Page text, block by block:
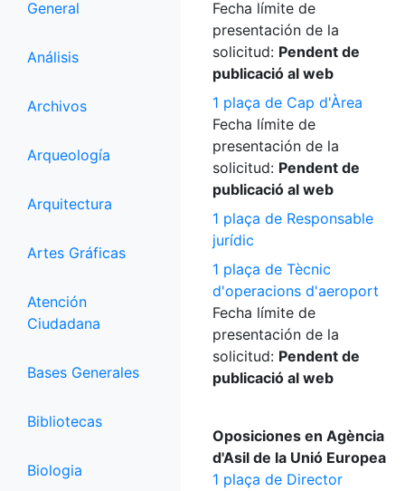
General
Análisis
Archivos
Arqueología
Arquitectura
Artes Gráficas
Atención
Ciudadana
Bases Generales
Bibliotecas
Biologia
Fecha límite de
presentación de la
solicitud: Pendent de
publicació al web
1 plaça de Cap d'Àrea
Fecha límite de
presentación de la
solicitud: Pendent de
publicació al web
1 plaça de Responsable
jurídic
1 plaça de Tècnic
d'operacions d'aeroport
Fecha límite de
presentación de la
solicitud: Pendent de
publicació al web
Oposiciones en Agència
d'Asil de la Unió Europea
1 plaça de Director